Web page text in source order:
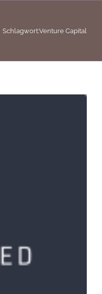
Schlagwort:Venture Capital